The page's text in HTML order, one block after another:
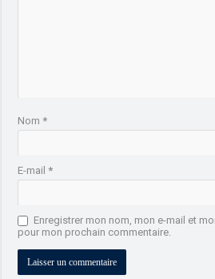
Nom*
E-mail*
Enregistrer mon nom, mon e-mail et
pour mon prochain commentaire.